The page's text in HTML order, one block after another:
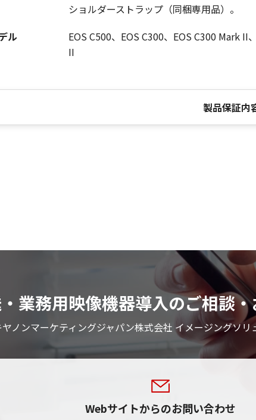
ショルダーストラップ（同梱専用品）。
ル
EOS C500、EOS C300、EOS C300 Mark II
II
製品保証内
業務用映像機器導入のご相談
ヤノンマーケティングジャパン株式会社 イメージングソリ
Webサイトからのお問い合わせ